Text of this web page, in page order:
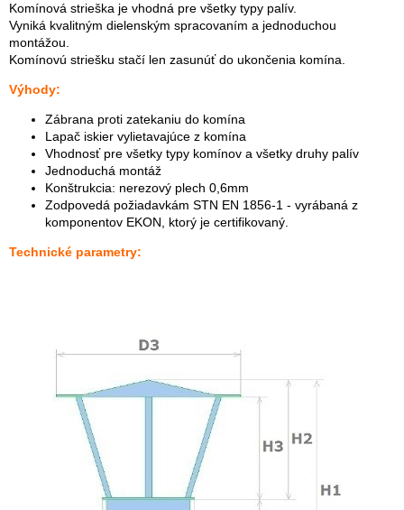
Komínová strieška je vhodná pre všetky typy palív.
Vyniká kvalitným dielenským spracovaním a jednoduchou
montážou.
Komínovú striešku stačí len zasunúť do ukončenia komína.
Výhody:
Zábrana proti zatekaniu do komína
Lapač iskier vylietavajúce z komína
Vhodnosť pre všetky typy komínov a všetky druhy palív
Jednoduchá montáž
Konštrukcia: nerezový plech 0,6mm
Zodpovedá požiadavkám STN EN 1856-1 - vyrábaná z
komponentov EKON, ktorý je certifikovaný.
Technické parametry: